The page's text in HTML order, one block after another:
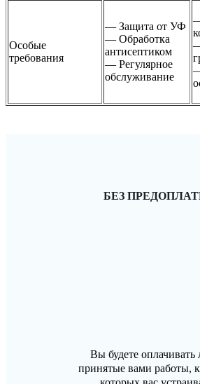
Особые
требования
— Защита от УФ
— Обработка
антисептиком
— Регулярное
обслуживание
БЕЗ
Вы будете оплачивать
принятые вами работы,